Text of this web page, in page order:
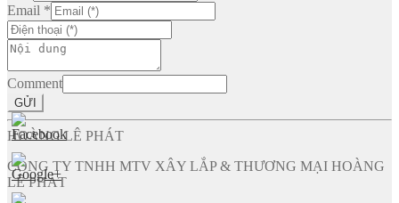
Email *
Comment
GỬI
HOÀNG LÊ PHÁT
CÔNG TY TNHH MTV XÂY LẮP & THƯƠNG MẠI HOÀNG
LÊ PHÁT